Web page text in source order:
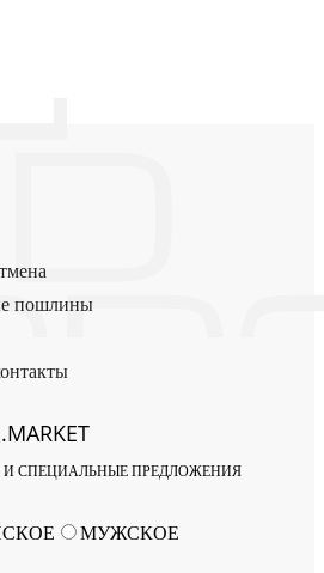
пошлины
И СПЕЦИАЛЬНЫЕ ПРЕДЛОЖЕНИЯ
МУЖСКОЕ